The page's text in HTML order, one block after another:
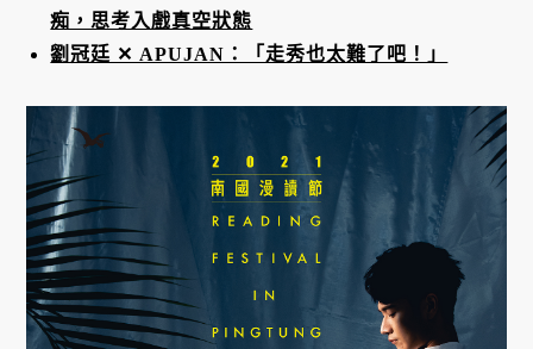
痴，思考入戲真空狀態
劉冠廷 ✕ APUJAN：「走秀也太難了吧！」